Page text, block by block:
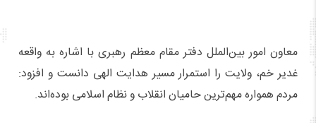
معاون امور بین‌الملل دفتر مقام معظم رهبری با اشاره به واقعه
غدیر خم، ولایت را استمرار مسیر هدایت الهی دانست و افزود:
مردم همواره مهم‌ترین حامیان انقلاب و نظام اسلامی بوده‌اند.